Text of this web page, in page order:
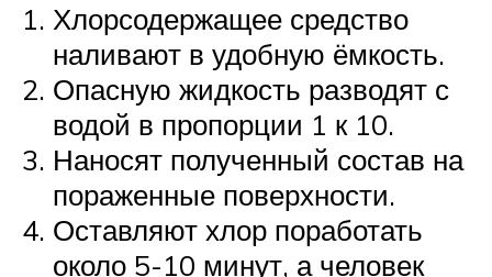
Хлорсодержащее средство
наливают в удобную ёмкость.
Опасную жидкость разводят с
водой в пропорции 1 к 10.
Наносят полученный состав на
пораженные поверхности.
Оставляют хлор поработать
около 5-10 минут, а человек